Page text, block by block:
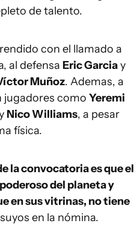
de talento.
con el llamado a
al defensa Eric Garciay
Muñoz. Ademas, a
jugadores como Yeremi
Nico Williams, a pesar
física.
la convocatoria es que el
del planeta y
en sus vitrinas, no tiene
en la nómina.